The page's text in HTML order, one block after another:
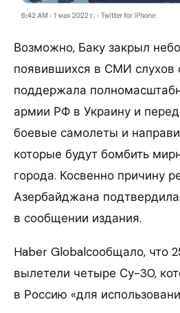
Возможно, Баку закрыл
появившихся в СМИ слухов
поддержала
армии РФ в Украину и
боевые самолеты и
которые будут бомбить
города. Косвенно причину
Азербайджана
в сообщении издания.
Haber Globalсообщало, что
вылетели четыре Су-30,
в Россию «для